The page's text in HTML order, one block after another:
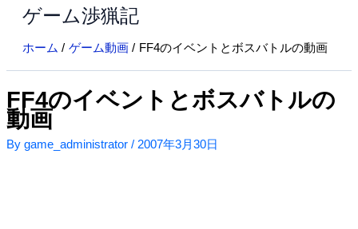
ス
キ
ッ
プ
ゲーム渉猟記
ホーム ゲーム動画 FF4のイベントとボスバトルの動画
FF4のイベントとボスバトルの
動画
By game_administrator / 2007年3月30日